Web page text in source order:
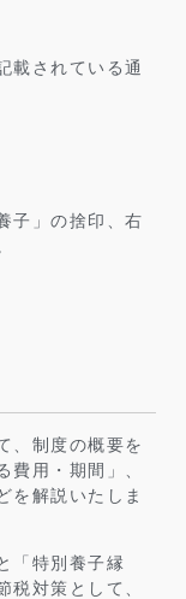
載されている通
子」の捨印、右
、制度の概要を
費用・期間」、
を解説いたしま
「特別養子縁
税対策として、